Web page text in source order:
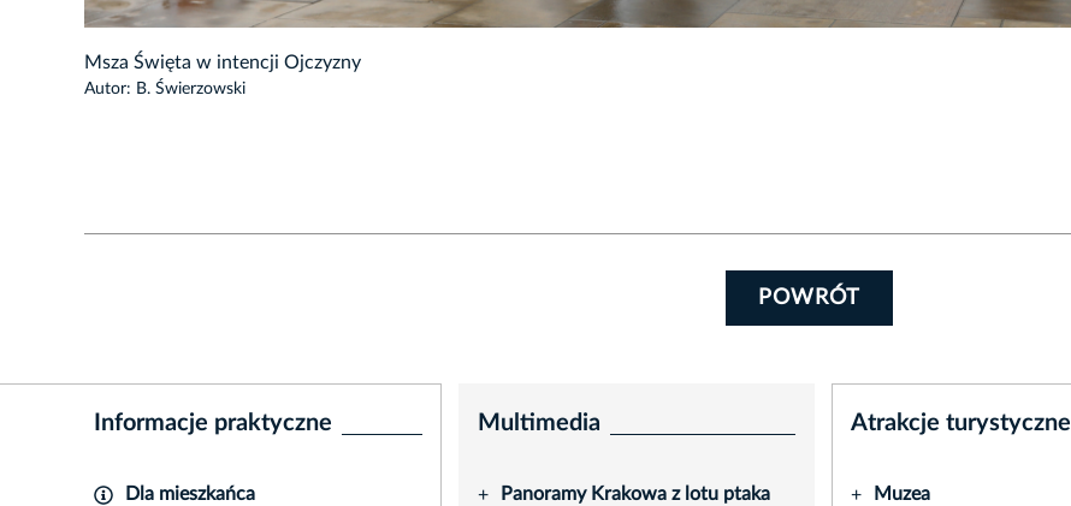
Msza Święta w intencji Ojczyzny
Autor: B. Świerzowski
POWRÓT
Informacje praktyczne
Dla mieszkańca
Multimedia
+ Panoramy Krakowa z lotu ptaka
Atrakcje turystyczne
+ Muzea